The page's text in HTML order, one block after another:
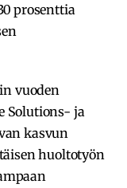
prosenttia
vuoden
Solutions- ja
kasvun
huoltotyön